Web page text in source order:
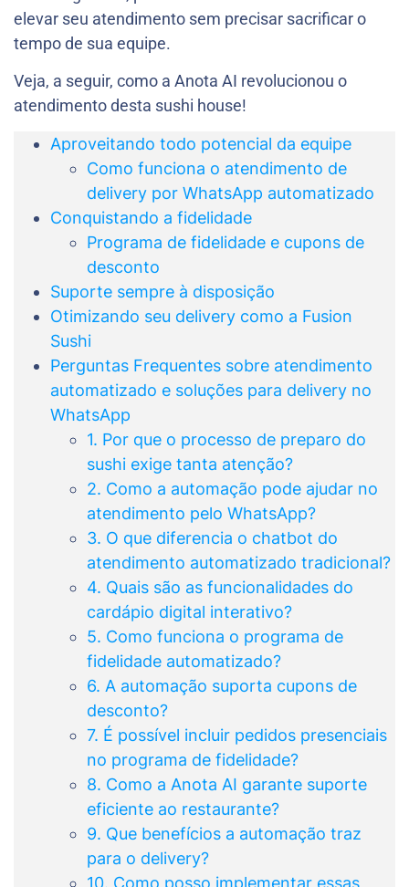
elevar seu atendimento sem precisar sacrificar o
tempo de sua equipe.
Veja, a seguir, como a Anota AI revolucionou o
atendimento desta sushi house!
Aproveitando todo potencial da equipe
Como funciona o atendimento de
delivery por WhatsApp automatizado
Conquistando a fidelidade
Programa de fidelidade e cupons de
desconto
Suporte sempre à disposição
Otimizando seu delivery como a Fusion
Sushi
Perguntas Frequentes sobre atendimento
automatizado e soluções para delivery no
WhatsApp
1. Por que o processo de preparo do
sushi exige tanta atenção?
2. Como a automação pode ajudar no
atendimento pelo WhatsApp?
3. O que diferencia o chatbot do
atendimento automatizado tradicional?
4. Quais são as funcionalidades do
cardápio digital interativo?
5. Como funciona o programa de
fidelidade automatizado?
6. A automação suporta cupons de
desconto?
7. É possível incluir pedidos presenciais
no programa de fidelidade?
8. Como a Anota AI garante suporte
eficiente ao restaurante?
9. Que benefícios a automação traz
para o delivery?
10. Como posso implementar essas